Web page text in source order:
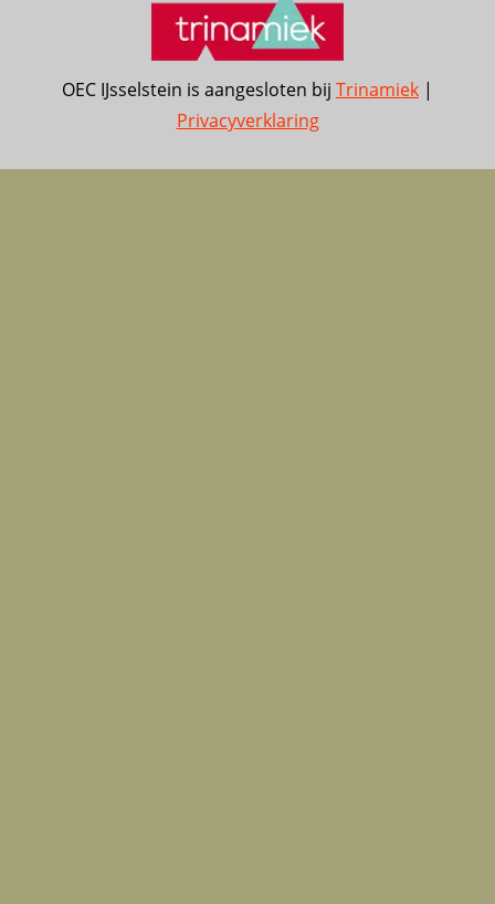
OEC IJsselstein is aangesloten bij Trinamiek |
Privacyverklaring